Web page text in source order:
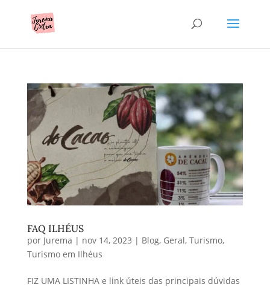
FAQ ILHÉUS
por Jurema | nov 14, 2023 | Blog, Geral, Turismo,
Turismo em Ilhéus
FIZ UMA LISTINHA e link úteis das principais dúvidas